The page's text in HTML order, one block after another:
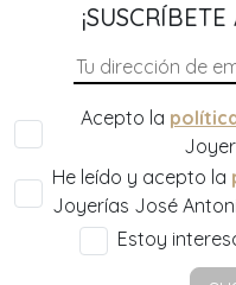
Acepto la
He leído y acepto la
Joyerías José
Estoy